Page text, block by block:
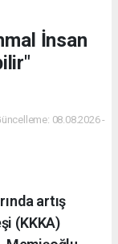
İnsan
08.08.2026 -
artış
(KKKA)